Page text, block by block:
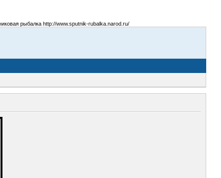
рыбалка http://www.sputnik-rubalka.narod.ru/